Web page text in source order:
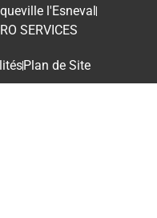
l'Esneval
SERVICES
Plan de Site